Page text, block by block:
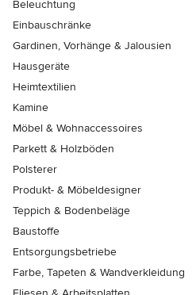
Beleuchtung
Einbauschränke
Gardinen, Vorhänge & Jalousien
Hausgeräte
Heimtextilien
Kamine
Möbel & Wohnaccessoires
Parkett & Holzböden
Polsterer
Produkt- & Möbeldesigner
Teppich & Bodenbeläge
Baustoffe
Entsorgungsbetriebe
Farbe, Tapeten & Wandverkleidung